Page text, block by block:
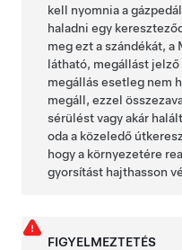
kell nyomnia a
haladni egy
meg ezt a szándékát, a
látható, megállást jelző
megállás esetleg nem
megáll, ezzel
sérülést vagy akár
oda a közeledő
hogy a környezetére
gyorsítást hajthasson
FIGYELMEZTETÉS